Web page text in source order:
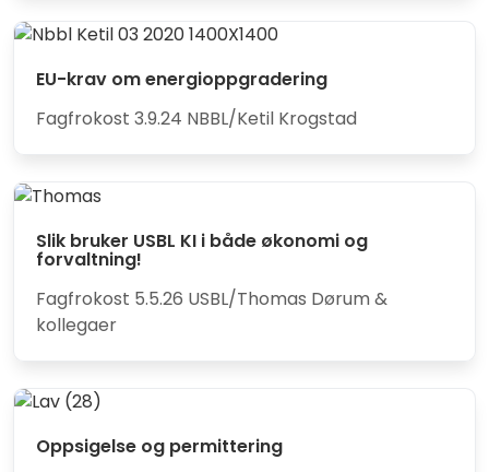
EU-krav om energioppgradering
Fagfrokost 3.9.24 NBBL/Ketil Krogstad
Slik bruker USBL KI i både økonomi og
forvaltning!
Fagfrokost 5.5.26 USBL/Thomas Dørum &
kollegaer
Oppsigelse og permittering